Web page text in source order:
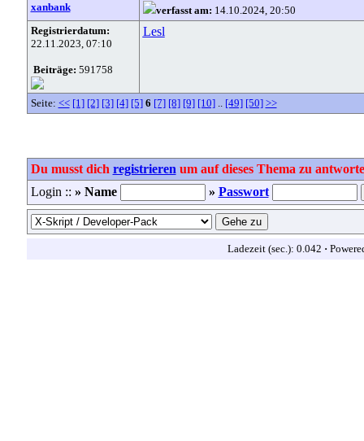
xanbank verfasst am: 14.10.2024, 20:50
Registrierdatum:
22.11.2023, 07:10
Beiträge: 591758
Lesl
Seite: << [1] [2] [3] [4] [5] 6 [7] [8] [9] [10].. [49] [50] >>
Du musst dich registrieren um auf dieses Thema zu
Login :: » Name » Passwort
Ladezeit (sec.): 0.042 ·